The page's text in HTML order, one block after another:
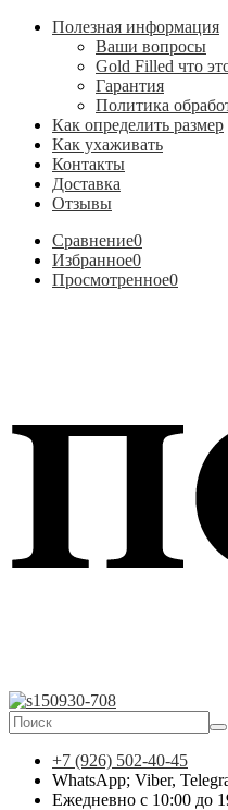
Полезная информация
Ваши вопросы
Gold Filled что
Гарантия
Политика
Как определить размер
Как ухаживать
Контакты
Доставка
Отзывы
Сравнение0
Избранное0
Просмотренное0
+7 (926) 502-40-45
WhatsApp; Viber,
Ежедневно с 10:00 до